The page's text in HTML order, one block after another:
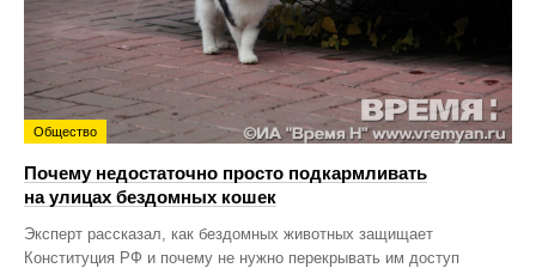
Общество
Почему недостаточно просто подкармливать
на улицах бездомных кошек
Эксперт рассказал, как бездомных животных защищает
Конституция РФ и почему не нужно перекрывать им доступ